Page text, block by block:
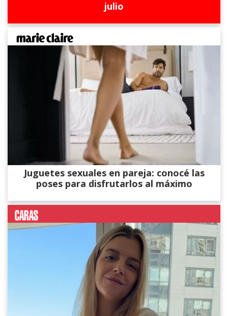
julio
Juguetes sexuales en pareja: conocé las
poses para disfrutarlos al máximo